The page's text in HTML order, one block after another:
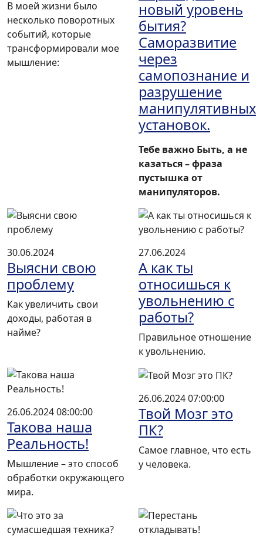
В моей жизни было
несколько поворотных
событий, которые
трансформировали мое
мышление:
новый уровень
бытия?
Саморазвитие
через
самопознание и
разрушение
манипулятивных
установок.
Тебе важно Быть, а не
казаться – фраза
пустышка от
манипуляторов.
30.06.2024
Выясни свою
проблему
Как увеличить свои
доходы, работая в
найме?
27.06.2024
А как ты
относишься к
увольнению с
работы?
Правильное отношение
к увольнению.
26.06.2024 08:00:00
Такова наша
Реальность!
Мышление – это способ
обработки окружающего
мира.
26.06.2024 07:00:00
Твой Мозг это
ПК?
Самое главное, что есть
у человека.